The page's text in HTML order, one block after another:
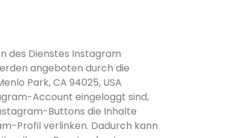
des Dienstes Instagram
angeboten durch die
Park, CA 94025, USA
Account eingeloggt sind,
Buttons die Inhalte
Profil verlinken. Dadurch kann